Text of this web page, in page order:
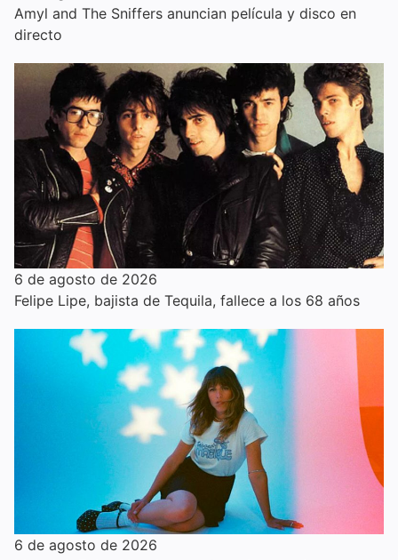
Amyl and The Sniffers anuncian película y disco en
directo
6 de agosto de 2026
Felipe Lipe, bajista de Tequila, fallece a los 68 años
6 de agosto de 2026